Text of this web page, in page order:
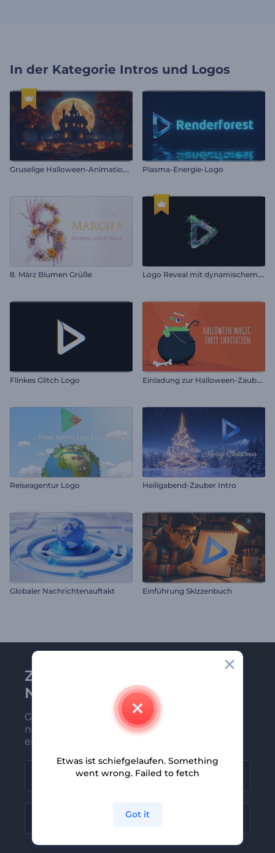
In der Kategorie Intros und Logos
G
ruselige Halloween-Animationen Plasma-Energie-Logo
8. März Blumen Grüße L
ogo Reveal mit dynamischem Glitch
Flinkes Glitch Logo E
inladung zur Halloween-Zauberparty
Reiseagentur Logo Heiligabend-Zauber Intro
Globaler Nachrichtenauftakt Einführung Skizzenbuch
Zu Renderforest-
Newsletter anmelden
Gehören Sie zu den Ersten, die unsere
neuesten Nachrichten und Angebote
erhalten
Etwas ist schiefgelaufen. Something
went wrong. Failed to fetch
Got it